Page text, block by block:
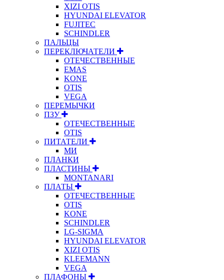
XIZI OTIS
HYUNDAI ELEVATOR
FUJITEC
SCHINDLER
ПАЛЬЦЫ
ПЕРЕКЛЮЧАТЕЛИ
ОТЕЧЕСТВЕННЫЕ
EMAS
KONE
OTIS
VEGA
ПЕРЕМЫЧКИ
ПЗУ
ОТЕЧЕСТВЕННЫЕ
OTIS
ПИТАТЕЛИ
МИ
ПЛАНКИ
ПЛАСТИНЫ
MONTANARI
ПЛАТЫ
ОТЕЧЕСТВЕННЫЕ
OTIS
KONE
SCHINDLER
LG-SIGMA
HYUNDAI ELEVATOR
XIZI OTIS
KLEEMANN
VEGA
ПЛАФОНЫ